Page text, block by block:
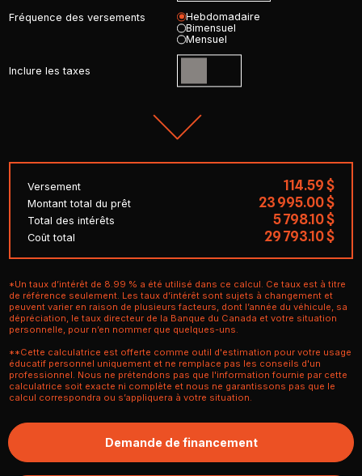
Fréquence des versements
Hebdomadaire
Bimensuel
Mensuel
Inclure les taxes
Versement 114.59 $
Montant total du prêt 23 995.00 $
Total des intérêts 5 798.10 $
Coût total 29 793.10 $
*Un taux d’intérêt de 8.99 % a été utilisé dans ce calcul. Ce taux est à titre
de référence seulement. Les taux d’intérêt sont sujets à changement et
peuvent varier en raison de plusieurs facteurs, dont l’année du véhicule, sa
dépréciation, le taux directeur de la Banque du Canada et votre situation
personnelle, pour n’en nommer que quelques-uns.
**Cette calculatrice est offerte comme outil d'estimation pour votre usage
éducatif personnel uniquement et ne remplace pas les conseils d'un
professionnel. Nous ne prétendons pas que l'information fournie par cette
calculatrice soit exacte ni complète et nous ne garantissons pas que le
calcul correspondra ou s’appliquera à votre situation.
Demande de financement